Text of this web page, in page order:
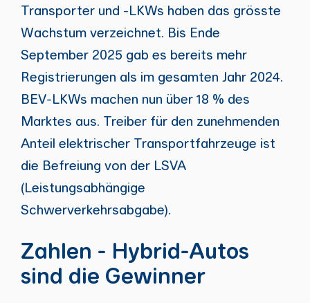
Transporter und -LKWs haben das grösste
Wachstum verzeichnet. Bis Ende
September 2025 gab es bereits mehr
Registrierungen als im gesamten Jahr 2024.
BEV-LKWs machen nun über 18 % des
Marktes aus. Treiber für den zunehmenden
Anteil elektrischer Transportfahrzeuge ist
die Befreiung von der LSVA
(Leistungsabhängige
Schwerverkehrsabgabe).
Zahlen - Hybrid-Autos
sind die Gewinner